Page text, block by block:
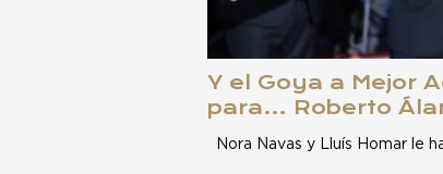
Y el Goya a Mejor
para… Roberto
Nora Navas y Lluís Homar le